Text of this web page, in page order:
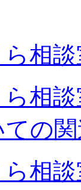
相
相
の
相